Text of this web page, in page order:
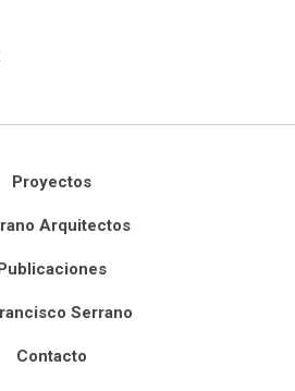
Proyectos
Arquitectos
Serrano
Contacto